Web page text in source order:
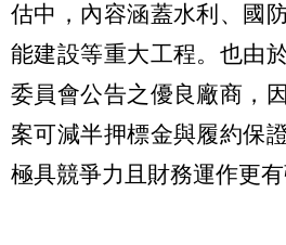
估中，內容涵蓋水利、國
能建設等重大工程。也由
委員會公告之優良廠商，
案可減半押標金與履約保
極具競爭力且財務運作更有